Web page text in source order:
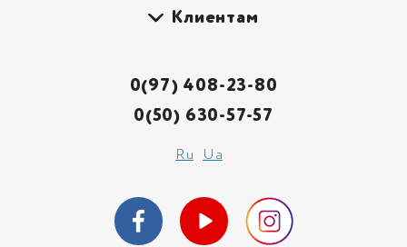
Клиентам
0(97) 408-23-80
0(50) 630-57-57
Ru Ua